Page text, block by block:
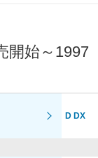
開始～1997
D DX